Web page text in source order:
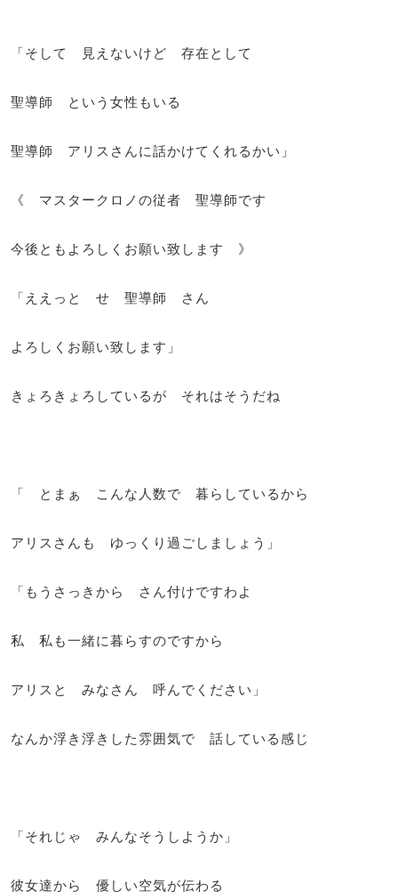
「そして 見えないけど 存在として
聖導師 という女性もいる
聖導師 アリスさんに話かけてくれるかい」
《 マスタークロノの従者 聖導師です
今後ともよろしくお願い致します 》
「ええっと せ 聖導師 さん
よろしくお願い致します」
きょろきょろしているが それはそうだね
「 とまぁ こんな人数で 暮らしているから
アリスさんも ゆっくり過ごしましょう」
「もうさっきから さん付けですわよ
私 私も一緒に暮らすのですから
アリスと みなさん 呼んでください」
なんか浮き浮きした雰囲気で 話している感じ
「それじゃ みんなそうしようか」
彼女達から 優しい空気が伝わる